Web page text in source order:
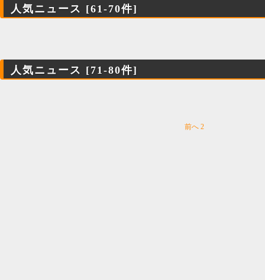
人気ニュース [61-70件]
人気ニュース [71-80件]
前へ 2